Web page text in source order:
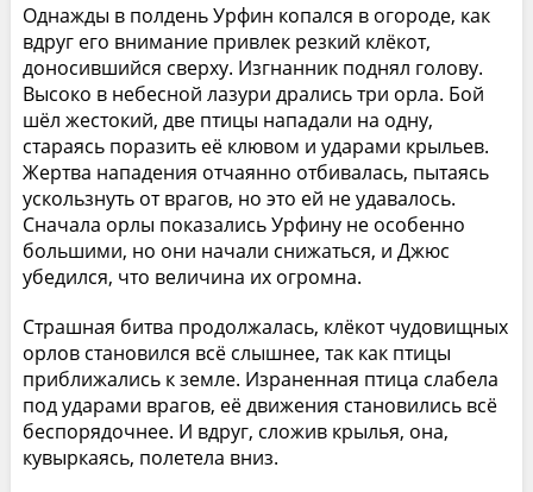
Однажды в полдень Урфин копался в огороде, как
вдруг его внимание привлек резкий клёкот,
доносившийся сверху. Изгнанник поднял голову.
Высоко в небесной лазури дрались три орла. Бой
шёл жестокий, две птицы нападали на одну,
стараясь поразить её клювом и ударами крыльев.
Жертва нападения отчаянно отбивалась, пытаясь
ускользнуть от врагов, но это ей не удавалось.
Сначала орлы показались Урфину не особенно
большими, но они начали снижаться, и Джюс
убедился, что величина их огромна.
Страшная битва продолжалась, клёкот чудовищных
орлов становился всё слышнее, так как птицы
приближались к земле. Израненная птица слабела
под ударами врагов, её движения становились всё
беспорядочнее. И вдруг, сложив крылья, она,
кувыркаясь, полетела вниз.